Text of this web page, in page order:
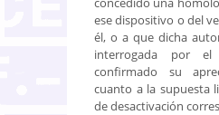
ese dispositivo o del
él, o a que dicha
interrogada por el
confirmado su
cuanto a la supuesta
de desactivación